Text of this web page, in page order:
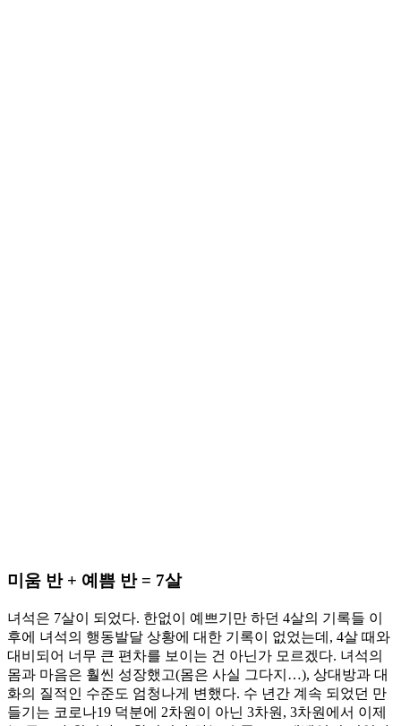
미움 반 + 예쁨 반 = 7살
녀석은 7살이 되었다. 한없이 예쁘기만 하던 4살의 기록들 이
후에 녀석의 행동발달 상황에 대한 기록이 없었는데, 4살 때와
대비되어 너무 큰 편차를 보이는 건 아닌가 모르겠다. 녀석의
몸과 마음은 훨씬 성장했고(몸은 사실 그다지…), 상대방과 대
화의 질적인 수준도 엄청나게 변했다. 수 년간 계속 되었던 만
들기는 코로나19 덕분에 2차원이 아닌 3차원, 3차원에서 이제